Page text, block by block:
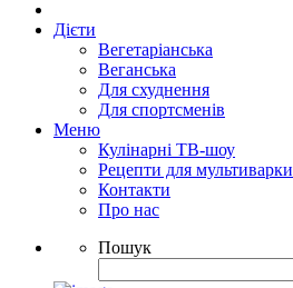
Дієти
Вегетаріанська
Веганська
Для схуднення
Для спортсменів
Меню
Кулінарні ТВ-шоу
Рецепти для мультиварки
Контакти
Про нас
Пошук